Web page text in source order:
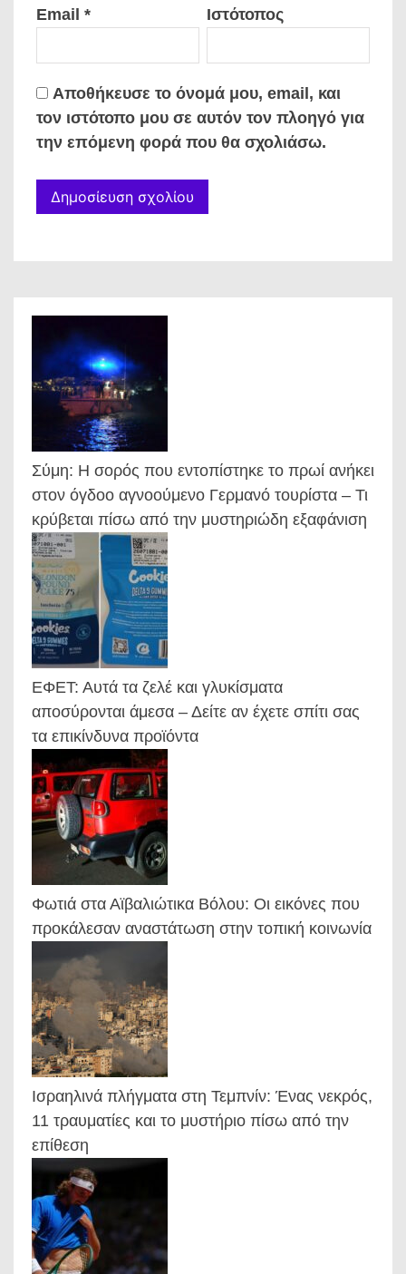
Email * Ιστότοπος
Αποθήκευσε το όνομά μου, email, και
τον ιστότοπο μου σε αυτόν τον πλοηγό για
την επόμενη φορά που θα σχολιάσω.
Σύμη: Η σορός που εντοπίστηκε το πρωί ανήκει
στον όγδοο αγνοούμενο Γερμανό τουρίστα – Τι
κρύβεται πίσω από την μυστηριώδη εξαφάνιση
ΕΦΕΤ: Αυτά τα ζελέ και γλυκίσματα
αποσύρονται άμεσα – Δείτε αν έχετε σπίτι σας
τα επικίνδυνα προϊόντα
Φωτιά στα Αϊβαλιώτικα Βόλου: Οι εικόνες που
προκάλεσαν αναστάτωση στην τοπική κοινωνία
Ισραηλινά πλήγματα στη Τεμπνίν: Ένας νεκρός,
11 τραυματίες και το μυστήριο πίσω από την
επίθεση